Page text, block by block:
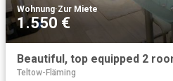
Wohnung·Zur Miete
1.550 €
Teltow-Fläming